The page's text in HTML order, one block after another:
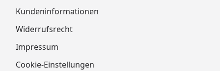
Kundeninformationen
Widerrufsrecht
Impressum
Cookie-Einstellungen